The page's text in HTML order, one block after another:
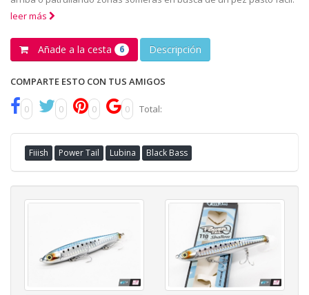
leer más
Añade a la cesta 6 Descripción
COMPARTE ESTO CON TUS AMIGOS
0 0 0 0 Total:
Fiiish Power Tail Lubina Black Bass